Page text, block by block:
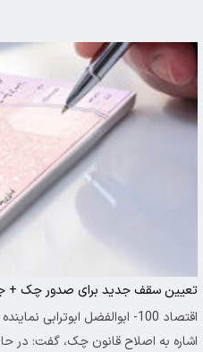
تعیین سقف جدید برای صدور چک +
اقتصاد 100- ابوالفضل
اشاره به اصلاح قانون چک، گفت: در